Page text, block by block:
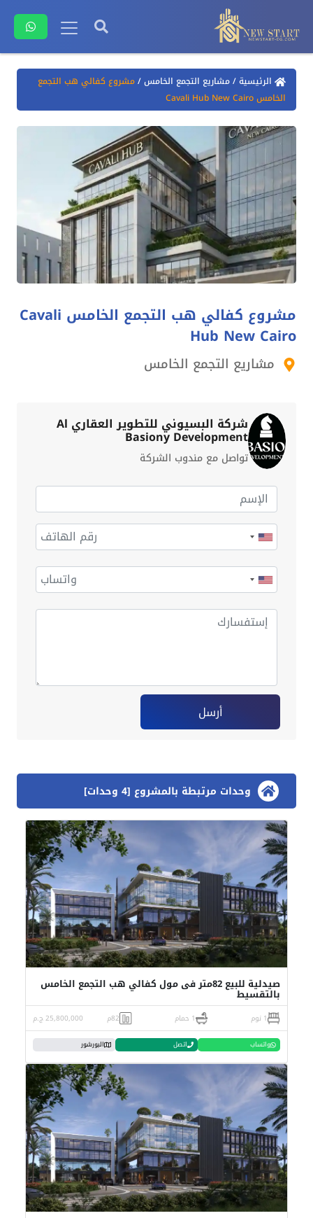
الرئيسية/مشاريع التجمع الخامس/مشروع كفالي هب التجمع
الخامس Cavali Hub New Cairo
مشروع كفالي هب التجمع الخامس Cavali
Hub New Cairo
مشاريع التجمع الخامس
شركة البسيوني للتطوير العقاري Al
Basiony Development
تواصل مع مندوب الشركة
أرسل
وحدات مرتبطة بالمشروع [4 وحدات]
صيدلية للبيع 82متر فى مول كفالي هب التجمع الخامس
بالتقسيط
1 نوم 1 حمام 82م 25,800,000 ج.م
واتساب اتصل البورشور